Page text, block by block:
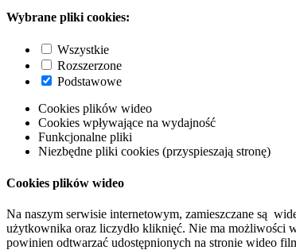
Wybrane pliki cookies:
Wszystkie
Rozszerzone
Podstawowe
Cookies plików wideo
Cookies wpływające na wydajność
Funkcjonalne pliki
Niezbędne pliki cookies (przyspieszają stronę)
Cookies plików wideo
Na naszym serwisie internetowym, zamieszczane są
użytkownika oraz liczydło kliknięć. Nie ma możliwości
powinien odtwarzać udostępnionych na stronie wideo